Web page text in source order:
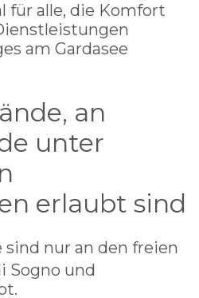
für alle, die Komfort
am Gardasee
an
unter
erlaubt sind
sind nur an den freien
Sogno und